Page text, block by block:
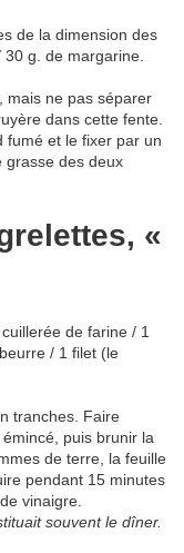
de la dimension des
g. de margarine.
mais ne pas séparer
dans cette fente.
fumé et le fixer par un
grasse des deux
«
de farine / 1
/ 1 filet (le
tranches. Faire
puis brunir la
de terre, la feuille
pendant 15 minutes
vinaigre.
souvent le dîner.